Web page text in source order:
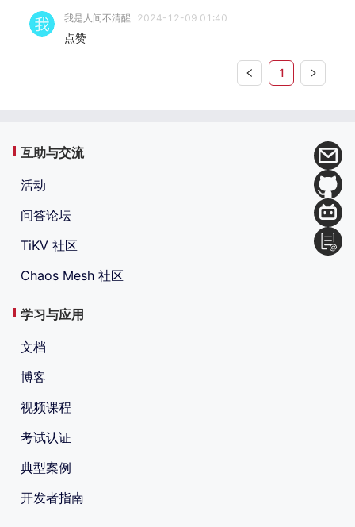
我是人间不清醒 2024-12-09 01:40
点赞
1
互助与交流
活动
问答论坛
TiKV 社区
Chaos Mesh 社区
学习与应用
文档
博客
视频课程
考试认证
典型案例
开发者指南